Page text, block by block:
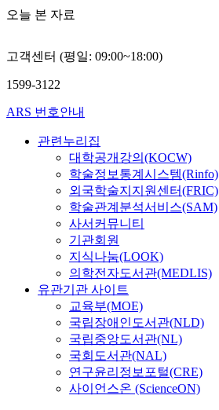
오늘 본 자료
고객센터 (평일: 09:00~18:00)
1599-3122
ARS 번호안내
관련누리집
대학공개강의(KOCW)
학술정보통계시스템(Rinfo)
외국학술지지원센터(FRIC)
학술관계분석서비스(SAM)
사서커뮤니티
기관회원
지식나눔(LOOK)
의학전자도서관(MEDLIS)
유관기관 사이트
교육부(MOE)
국립장애인도서관(NLD)
국립중앙도서관(NL)
국회도서관(NAL)
연구윤리정보포털(CRE)
사이언스온 (ScienceON)